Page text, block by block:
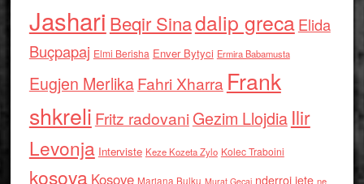
Jashari Beqir Sinadalip grecaElida
Buçpapaj Elmi Berisha Enver Bytyci Ermira Babamusta
Eugjen MerlikaFahri Xharra Frank
shkreli Fritz radovaniGezim Llojdia Ilir
Levonja Interviste Keze Kozeta Zylo Kolec Traboini
kosova Kosove Marjana Bulku Murat Gecaj nderroi jete ne